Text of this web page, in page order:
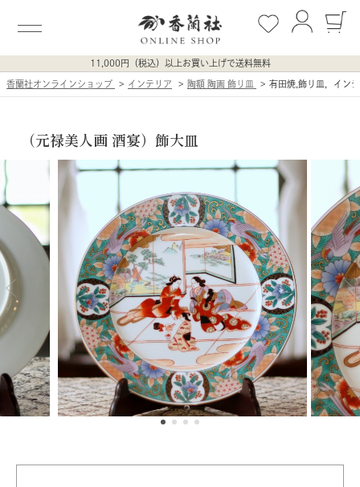
11,000円（税込）以上お買い上げで送料無料
香蘭社オンラインショップ インテリア 陶額 陶画 飾り皿 有田焼,飾り皿，イン
（元禄美人画 酒宴）飾大皿